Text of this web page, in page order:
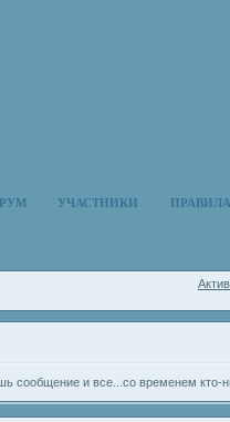
УЧАСТНИКИ ПРАВИЛА
сообщение и все...со временем